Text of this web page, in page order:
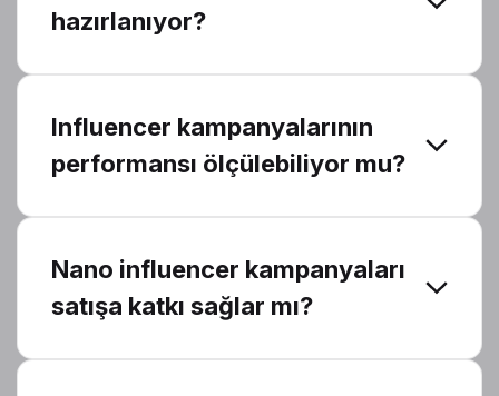
hazırlanıyor?
Influencer kampanyalarının
performansı ölçülebiliyor mu?
Nano influencer kampanyaları
satışa katkı sağlar mı?